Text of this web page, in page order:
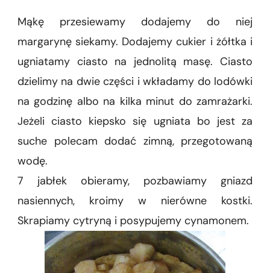
Mąkę przesiewamy dodajemy do niej
margarynę siekamy. Dodajemy cukier i żółtka i
ugniatamy ciasto na jednolitą masę. Ciasto
dzielimy na dwie części i wkładamy do lodówki
na godzinę albo na kilka minut do zamrażarki.
Jeżeli ciasto kiepsko się ugniata bo jest za
suche polecam dodać zimną, przegotowaną
wodę.
7 jabłek obieramy, pozbawiamy gniazd
nasiennych, kroimy w nierówne kostki.
Skrapiamy cytryną i posypujemy cynamonem.